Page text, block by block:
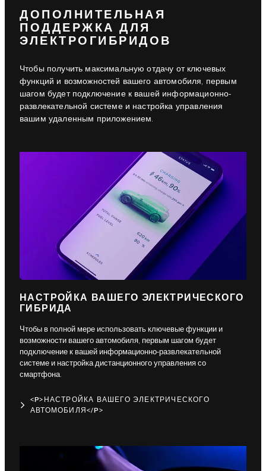
ДОПОЛНИТЕЛЬНАЯ
ПОДДЕРЖКА ДЛЯ
ЭЛЕКТРОГИБРИДОВ
Чтобы получить максимальную отдачу от ключевых
функций и возможностей вашего автомобиля, первым
шагом будет подключение к вашей информационно-
развлекательной системе и настройка управления
вашим удаленным приложением.
НАСТРОЙКА ВАШЕГО ЭЛЕКТРИЧЕСКОГО
ГИБРИДА
Чтобы в полной мере использовать ключевые функции и
возможности вашего автомобиля, первым шагом будет
подключение к вашей информационно-развлекательной
системе и настройка дистанционного управления со
смартфона.
<P>НАСТРОЙКА ВАШЕГО ЭЛЕКТРИЧЕСКОГО
АВТОМОБИЛЯ</P>